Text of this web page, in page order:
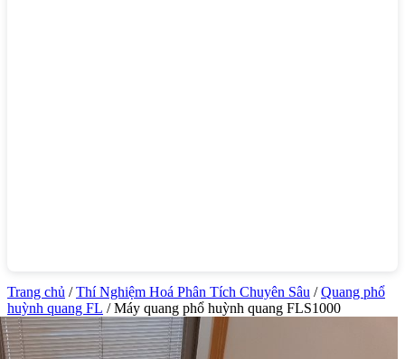
Trang chủ /Thí Nghiệm Hoá Phân Tích Chuyên Sâu /Quang phổ
huỳnh quang FL / Máy quang phổ huỳnh quang FLS1000